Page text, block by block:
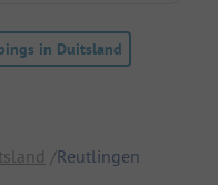
in Duitsland
Reutlingen